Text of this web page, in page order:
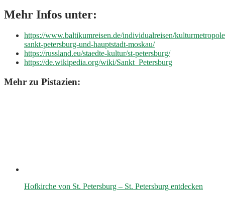
Mehr Infos unter:
https://www.baltikumreisen.de/individualreisen/
sankt-petersburg-und-hauptstadt-moskau/
https://russland.eu/staedte-kultur/st-petersburg/
https://de.wikipedia.org/wiki/Sankt_Petersburg
Mehr zu Pistazien:
Hofkirche von St. Petersburg – St. Petersburg entdecken